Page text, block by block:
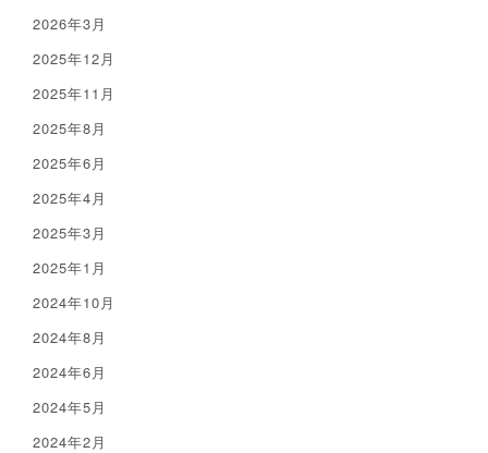
2026年3月
2025年12月
2025年11月
2025年8月
2025年6月
2025年4月
2025年3月
2025年1月
2024年10月
2024年8月
2024年6月
2024年5月
2024年2月